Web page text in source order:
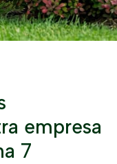
empresa
7